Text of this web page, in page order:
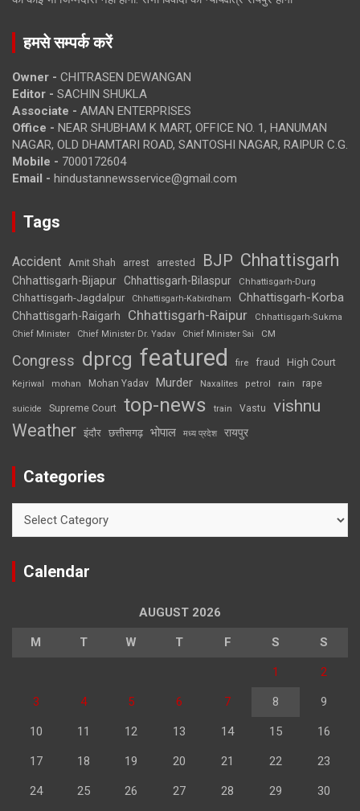
हमसे सम्पर्क करें
Owner - CHITRASEN DEWANGAN
Editor - SACHIN SHUKLA
Associate - AMAN ENTERPRISES
Office - NEAR SHUBHAM K MART, OFFICE NO. 1, HANUMAN
NAGAR, OLD DHAMTARI ROAD, SANTOSHI NAGAR, RAIPUR C.G.
Mobile - 7000172604
Email - hindustannewsservice@gmail.com
Tags
Accident Amit Shah arrest arrested BJP Chhattisgarh
Chhattisgarh-Bijapur Chhattisgarh-Bilaspur Chhattisgarh-Durg
Chhattisgarh-Jagdalpur Chhattisgarh-Kabirdham Chhattisgarh-Korba
Chhattisgarh-Raigarh Chhattisgarh-Raipur
Chhattisgarh-Sukma
Chief Minister
Chief Minister Dr. Yadav Chief Minister Sai CM
Congress dprcg featured fire fraud High Court
Kejriwal mohan Mohan Yadav Murder Naxalites petrol rain rape
suicide Supreme Court top-news train Vastu vishnu
Weather इंदौर छत्तीसगढ़ भोपाल मध्य प्रदेश रायपुर
Categories
Calendar
AUGUST 2026
M T W T F S S
1 2
3 4 5 6 7 8 9
10 11 12 13 14 15 16
17 18 19 20 21 22 23
24 25 26 27 28 29 30